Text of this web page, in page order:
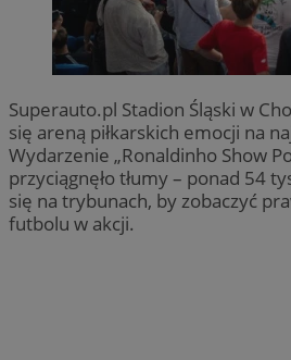
Superauto.pl Stadion Śląski w
się areną piłkarskich emocji na
Wydarzenie „Ronaldinho Show
przyciągnęło tłumy – ponad 54
się na trybunach, by zobaczyć
futbolu w akcji.